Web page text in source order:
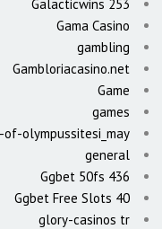
Galacticwins 253
Gama Casino
gambling
Gambloriacasino.net
Game
games
of-olympussitesi_may
general
Ggbet 50fs 436
Ggbet Free Slots 40
glory-casinos tr